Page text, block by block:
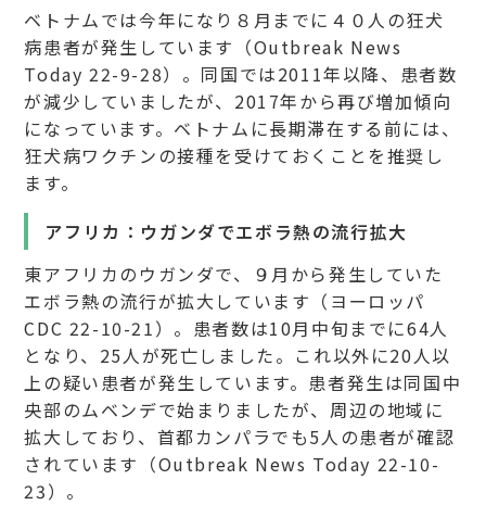
ベトナムでは今年になり８月までに４０人の狂犬
病患者が発生しています（Outbreak News
Today 22-9-28）。同国では2011年以降、患者数
が減少していましたが、2017年から再び増加傾向
になっています。ベトナムに長期滞在する前には、
狂犬病ワクチンの接種を受けておくことを推奨し
ます。
アフリカ：ウガンダでエボラ熱の流行拡大
東アフリカのウガンダで、９月から発生していた
エボラ熱の流行が拡大しています（ヨーロッパ
CDC 22-10-21）。患者数は10月中旬までに64人
となり、25人が死亡しました。これ以外に20人以
上の疑い患者が発生しています。患者発生は同国中
央部のムベンデで始まりましたが、周辺の地域に
拡大しており、首都カンパラでも5人の患者が確認
されています（Outbreak News Today 22-10-
23）。